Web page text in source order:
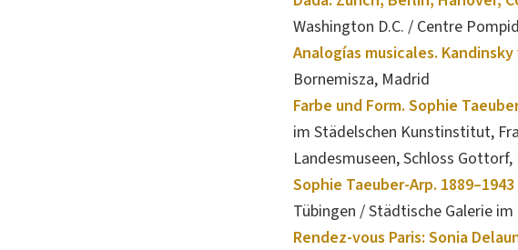
Washington D.C. / Centre
Analogías musicales.
Bornemisza, Madrid
Farbe und Form. Sophie
im Städelschen Kunstinstitut,
Landesmuseen, Schloss
Sophie Taeuber-Arp. 1889–1943
Tübingen / Städtische Galerie
Rendez-vous Paris: Sonia